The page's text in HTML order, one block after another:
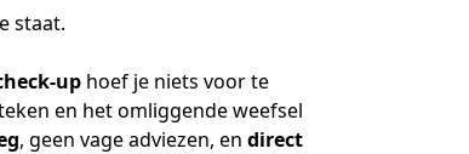
staat.
up hoef je niets voor te
en het omliggende weefsel
, geen vage adviezen, en direct